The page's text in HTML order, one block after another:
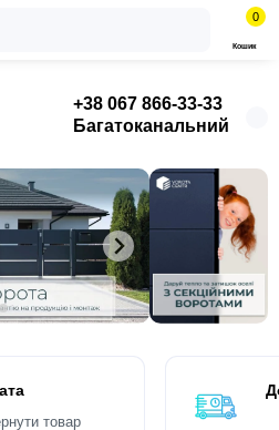
+38 067 866-33-33
Багатоканальний
0
Кошик
товар